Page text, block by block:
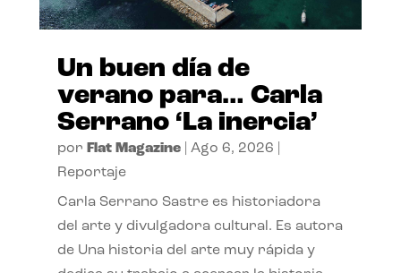
Un buen día de
verano para… Carla
Serrano ‘La inercia’
por Flat Magazine| Ago 6, 2026
Reportaje
Carla Serrano Sastre es historiadora
del arte y divulgadora cultural. Es autora
de Una historia del arte muy rápida y